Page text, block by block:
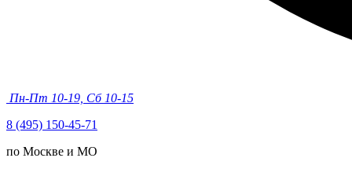
Пн-Пт 10-19, Сб 10-15
8 (495) 150-45-71
по Москве и МО